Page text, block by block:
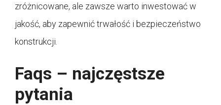
zróżnicowane, ale zawsze warto inwestować w
jakość, aby zapewnić trwałość i bezpieczeństwo
konstrukcji.
Faqs – najczęstsze
pytania